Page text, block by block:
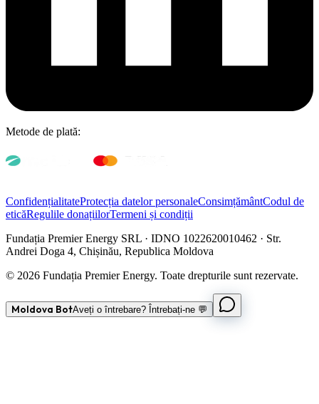
Metode de plată:
ConfidențialitateProtecția datelor personaleConsimțământCodul de
eticăRegulile donațiilorTermeni și condiții
Fundația Premier Energy SRL · IDNO 1022620010462 · Str.
Andrei Doga 4, Chișinău, Republica Moldova
© 2026 Fundația Premier Energy. Toate drepturile sunt rezervate.
Moldova BotAveți o întrebare? Întrebați-ne 💬